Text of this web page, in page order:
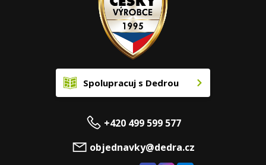
Spolupracuj s Dedrou
+420 499 599 577
objednavky@dedra.cz